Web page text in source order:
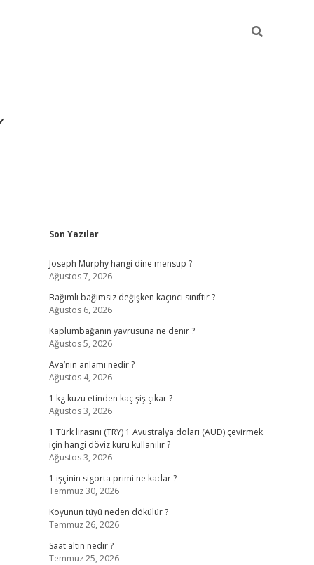
Sidebar
Son Yazılar
Joseph Murphy hangi dine mensup ?
Ağustos 7, 2026
Bağımlı bağımsız değişken kaçıncı sınıftır ?
Ağustos 6, 2026
Kaplumbağanın yavrusuna ne denir ?
Ağustos 5, 2026
Ava’nın anlamı nedir ?
Ağustos 4, 2026
1 kg kuzu etinden kaç şiş çıkar ?
Ağustos 3, 2026
1 Türk lirasını (TRY) 1 Avustralya doları (AUD) çevirmek
için hangi döviz kuru kullanılır ?
Ağustos 3, 2026
1 işçinin sigorta primi ne kadar ?
Temmuz 30, 2026
Koyunun tüyü neden dökülür ?
Temmuz 26, 2026
Saat altın nedir ?
Temmuz 25, 2026